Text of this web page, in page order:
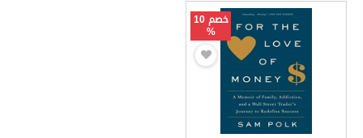
خصم 10
%